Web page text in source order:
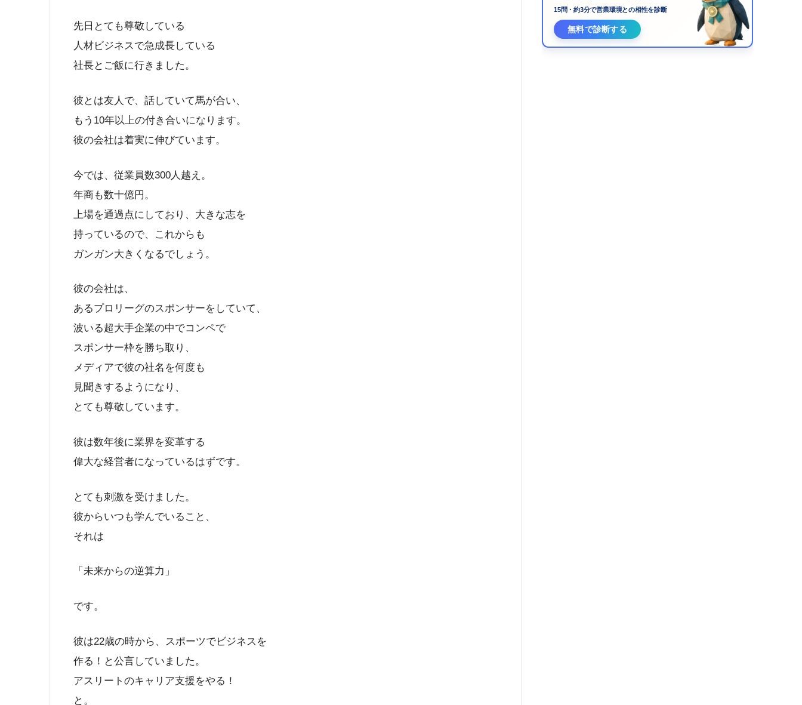
先日とても尊敬している
人材ビジネスで急成長している
社長とご飯に行きました。
彼とは友人で、話していて馬が合い、
もう10年以上の付き合いになります。
彼の会社は着実に伸びています。
今では、従業員数300人越え。
年商も数十億円。
上場を通過点にしており、大きな志を
持っているので、これからも
ガンガン大きくなるでしょう。
彼の会社は、
あるプロリーグのスポンサーをしていて、
波いる超大手企業の中でコンペで
スポンサー枠を勝ち取り、
メディアで彼の社名を何度も
見聞きするようになり、
とても尊敬しています。
彼は数年後に業界を変革する
偉大な経営者になっているはずです。
とても刺激を受けました。
彼からいつも学んでいること、
それは
「未来からの逆算力」
です。
彼は22歳の時から、スポーツでビジネスを
作る！と公言していました。
アスリートのキャリア支援をやる！
と。
15問・約3分で営業環境との相性を診断
無料で診断する